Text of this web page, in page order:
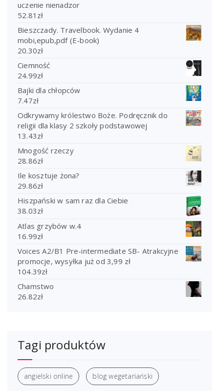
uczenie nienadzor
52.81 zł
Bieszczady. Travelbook. Wydanie 4
mobi,epub,pdf (E-book)
20.30zł
Ciemność
24.99zł
Bajki dla chłopców
7.47zł
Odkrywamy królestwo Boże. Podręcznik do
religii dla klasy 2 szkoły podstawowej
13.43zł
Mnogość rzeczy
28.86zł
Ile kosztuje żona?
29.86zł
Hiszpański w sam raz dla Ciebie
38.03zł
Atlas grzybów w.4
16.99zł
Voices A2/B1 Pre-intermediate SB- Atrakcyjne
promocje, wysyłka już od 3,99 zł
104.39zł
Chamstwo
26.82zł
Tagi produktów
angielski online blog wegetariański